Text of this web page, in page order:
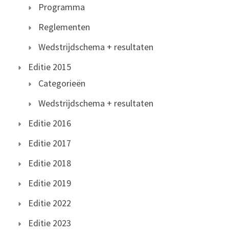
Programma
Reglementen
Wedstrijdschema + resultaten
Editie 2015
Categorieën
Wedstrijdschema + resultaten
Editie 2016
Editie 2017
Editie 2018
Editie 2019
Editie 2022
Editie 2023